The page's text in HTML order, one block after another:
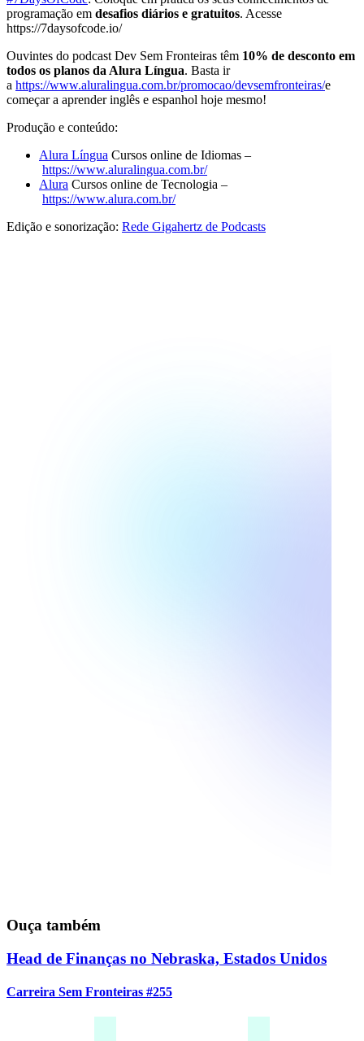
programação em desafios diários e gratuitos. Acesse
https://7daysofcode.io/
Ouvintes do podcast Dev Sem Fronteiras têm 10% de desconto em
todos os planos da Alura Língua. Basta ir
a https://www.aluralingua.com.br/promocao/devsemfronteiras/e
começar a aprender inglês e espanhol hoje mesmo!
Produção e conteúdo:
Alura Língua Cursos online de Idiomas –
https://www.aluralingua.com.br/
Alura Cursos online de Tecnologia –
https://www.alura.com.br/
Edição e sonorização: Rede Gigahertz de Podcasts
Ouça também
Head de Finanças no Nebraska, Estados Unidos
Carreira Sem Fronteiras #255